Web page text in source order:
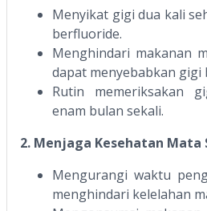
Menyikat gigi dua kali
berfluoride.
Menghindari makanan
dapat menyebabkan gigi
Rutin memeriksakan
enam bulan sekali.
2. Menjaga Kesehatan Mata
Mengurangi waktu
menghindari kelelahan